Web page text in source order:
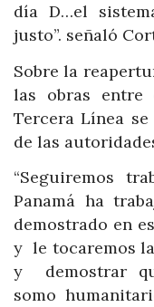
día D…el
justo”. señaló
Sobre la
las obras
Tercera Línea
de las
“Seguiremos
Panamá ha
demostrado en
y le tocaremos
y demostrar
somo